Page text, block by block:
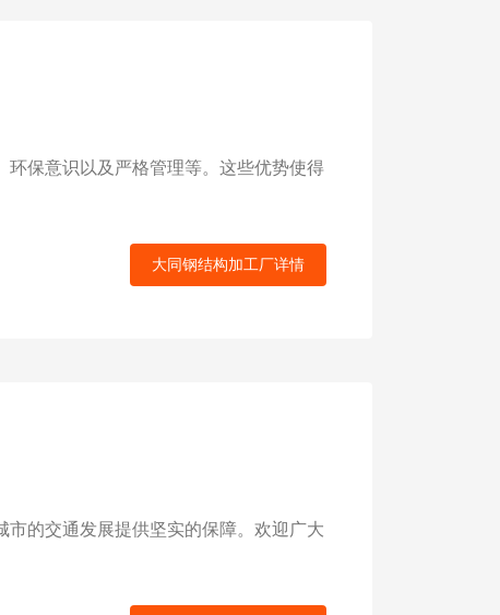
保意识以及严格管理等。这些优势使得
大同钢结构加工厂详情
的交通发展提供坚实的保障。欢迎广大